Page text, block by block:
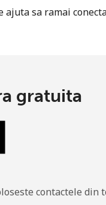
ajuta sa ramai
gratuita
contactele din